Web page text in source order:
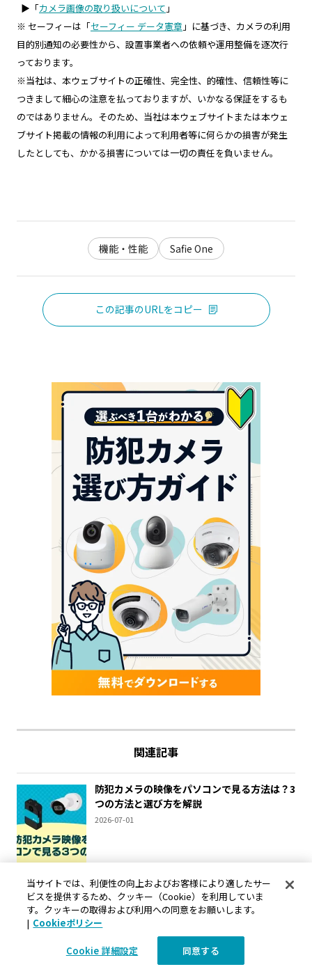
▶「カメラ画像の取り扱いについて 」
※ セーフィーは「セーフィー データ憲章 」に基づき、カメラの利用
目的別通知の必要性から、設置事業者への依頼や運用整備を逐次行
っております。
※当社は、本ウェブサイトの正確性、完全性、的確性、信頼性等に
つきまして細心の注意を払っておりますが、いかなる保証をするも
のではありません。そのため、当社は本ウェブサイトまたは本ウェ
ブサイト掲載の情報の利用によって利用者等に何らかの損害が発生
したとしても、かかる損害については一切の責任を負いません。
機能・性能 Safie One
この記事のURLをコピー
関連記事
防犯カメラの映像をパソコンで見る方法は？3
つの方法と選び方を解説
2026-07-01
防犯カメラ映像の保存期間：延長方法や復元
について解説
2025-04-10
当サイトでは、利便性の向上およびお客様により適したサー
ビスを提供するため、クッキー（Cookie）を利用していま
す。クッキーの取得および利用への同意をお願いします。
| Cookieポリシー
Cookie 詳細設定 同意する